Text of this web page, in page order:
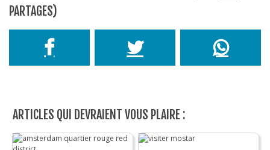
PARTAGES)
ARTICLES QUI DEVRAIENT VOUS PLAIRE :